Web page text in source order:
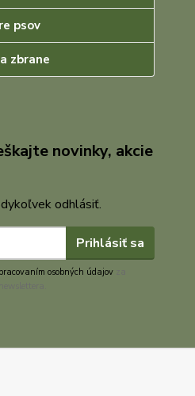
psov
zbrane
novinky, akcie
odhlásiť.
Prihlásiť sa
osobných údajov